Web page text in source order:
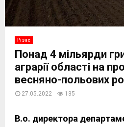
Різне
Понад 4 мільярди
аграрії області на
весняно-польових
27.05.2022 135
В.о. директора